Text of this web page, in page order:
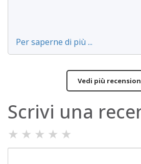
Per saperne di più ...
Vedi più
Scrivi una
★ ★ ★ ★ ★